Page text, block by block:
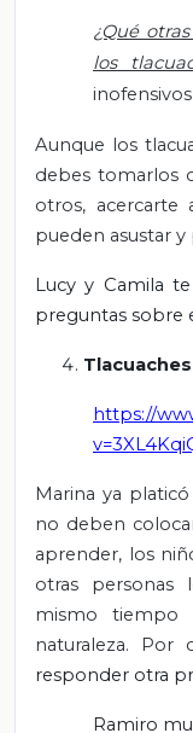
¿Qué
los
inofensivos.
Aunque los
debes tomarlos
otros, acercarte
pueden asustar
Lucy y Camila
preguntas sobre
https://
Marina ya
no deben
aprender, los
otras personas
mismo tiempo
naturaleza. Por
responder otra
Ramiro